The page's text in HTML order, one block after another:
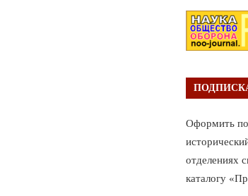
Оформить
отделениях
каталогу